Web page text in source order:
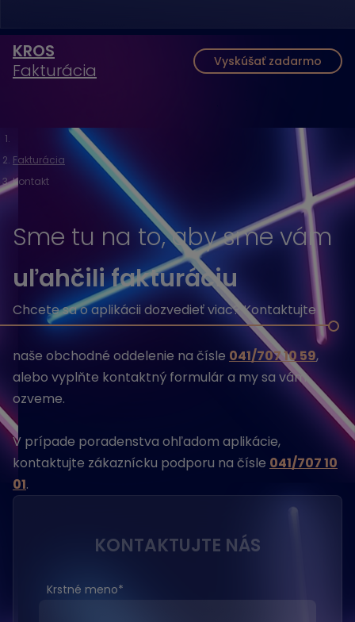
KROS
Fakturácia
Vyskúšať zadarmo
Fakturácia
Kontakt
Sme tu na to, aby sme vám
uľahčili fakturáciu
Chcete sa o aplikácii dozvedieť viac? Kontaktujte
naše obchodné oddelenie na čísle 041/707 10 59,
alebo vyplňte kontaktný formulár a my sa vám
ozveme.
V prípade poradenstva ohľadom aplikácie,
kontaktujte zákaznícku podporu na čísle 041/707 10
01.
KONTAKTUJTE NÁS
Krstné meno*